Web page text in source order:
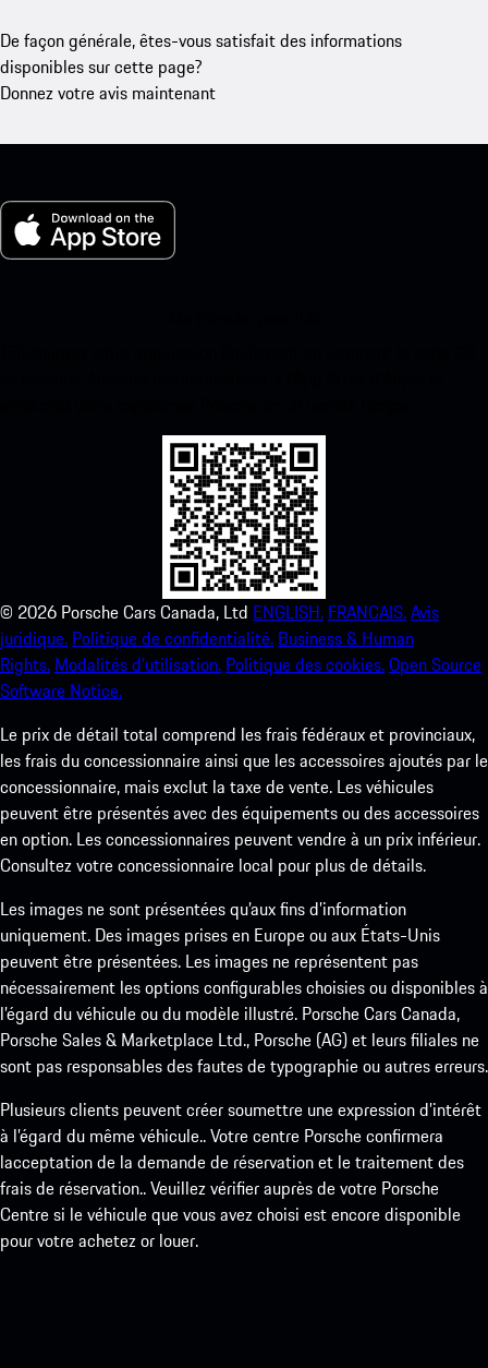
De façon générale, êtes-vous satisfait des informations
disponibles sur cette page?
Donnez votre avis maintenant
© 2026 Porsche Cars Canada, Ltd ENGLISH. FRANCAIS.Avis
juridique. Politique de confidentialité. Business & Human
Rights. Modalités d’utilisation. Politique des cookies.Open Source
Software Notice.
Le prix de détail total comprend les frais fédéraux et provinciaux,
les frais du concessionnaire ainsi que les accessoires ajoutés par le
concessionnaire, mais exclut la taxe de vente. Les véhicules
peuvent être présentés avec des équipements ou des accessoires
en option. Les concessionnaires peuvent vendre à un prix inférieur.
Consultez votre concessionnaire local pour plus de détails.
Les images ne sont présentées qu’aux fins d’information
uniquement. Des images prises en Europe ou aux États-Unis
peuvent être présentées. Les images ne représentent pas
nécessairement les options configurables choisies ou disponibles à
l’égard du véhicule ou du modèle illustré. Porsche Cars Canada,
Porsche Sales & Marketplace Ltd., Porsche (AG) et leurs filiales ne
sont pas responsables des fautes de typographie ou autres erreurs.
Plusieurs clients peuvent créer soumettre une expression d’intérêt
à l’égard du même véhicule.. Votre centre Porsche confirmera
lacceptation de la demande de réservation et le traitement des
frais de réservation.. Veuillez vérifier auprès de votre Porsche
Centre si le véhicule que vous avez choisi est encore disponible
pour votre achetez or louer.